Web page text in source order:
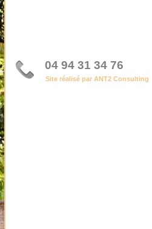
04 94 31 34 76
Site réalisé par ANT2 Consulting